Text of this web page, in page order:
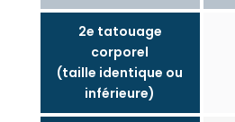
2e tatouage
corporel
(taille identique ou
inférieure)